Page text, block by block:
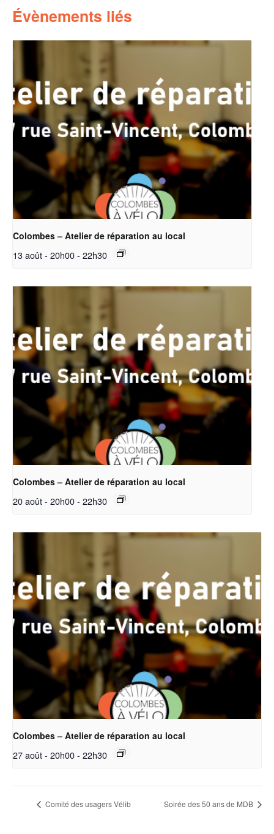
Évènements liés
Colombes – Atelier de réparation au local
13 août - 20h00- 22h30
Colombes – Atelier de réparation au local
20 août - 20h00- 22h30
Colombes – Atelier de réparation au local
27 août - 20h00- 22h30
Comité des usagers Vélib Soirée des 50 ans de MDB